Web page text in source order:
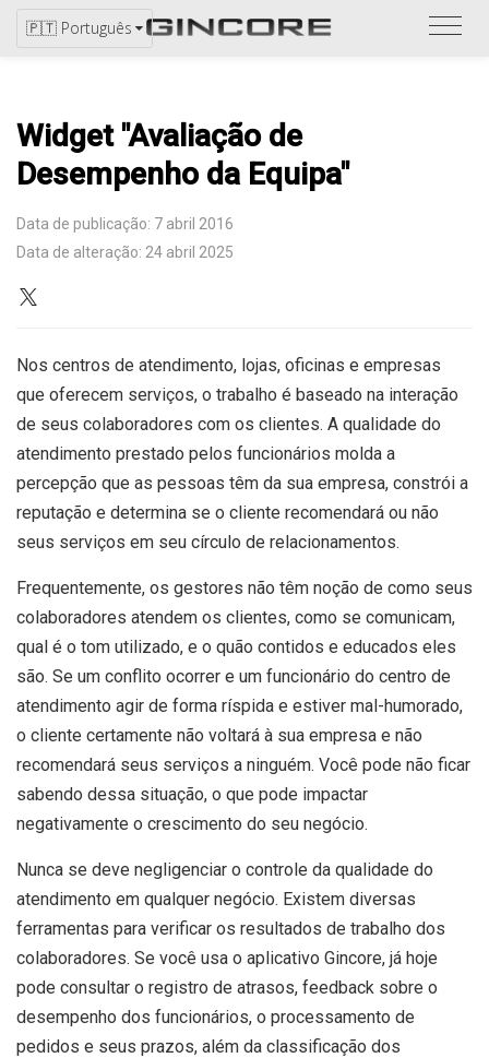
🇵🇹 Português
Ver
Widget "Avaliação de
Desempenho da Equipa"
Data de publicação: 7 abril 2016
Data de alteração: 24 abril 2025
Nos centros de atendimento, lojas, oficinas e empresas
que oferecem serviços, o trabalho é baseado na interação
de seus colaboradores com os clientes. A qualidade do
atendimento prestado pelos funcionários molda a
percepção que as pessoas têm da sua empresa, constrói a
reputação e determina se o cliente recomendará ou não
seus serviços em seu círculo de relacionamentos.
Frequentemente, os gestores não têm noção de como seus
colaboradores atendem os clientes, como se comunicam,
qual é o tom utilizado, e o quão contidos e educados eles
são. Se um conflito ocorrer e um funcionário do centro de
atendimento agir de forma ríspida e estiver mal-humorado,
o cliente certamente não voltará à sua empresa e não
recomendará seus serviços a ninguém. Você pode não ficar
sabendo dessa situação, o que pode impactar
negativamente o crescimento do seu negócio.
Nunca se deve negligenciar o controle da qualidade do
atendimento em qualquer negócio. Existem diversas
ferramentas para verificar os resultados de trabalho dos
colaboradores. Se você usa o aplicativo Gincore, já hoje
pode consultar o registro de atrasos, feedback sobre o
desempenho dos funcionários, o processamento de
pedidos e seus prazos, além da classificação dos